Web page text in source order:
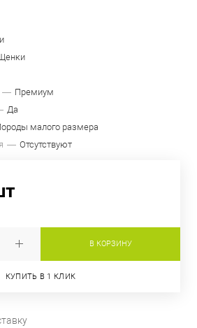
Премиум
Да
малого размера
Отсутствуют
В КОРЗИНУ
КУПИТЬ В 1 КЛИК